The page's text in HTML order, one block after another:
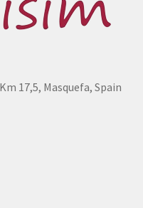
17,5, Masquefa, Spain